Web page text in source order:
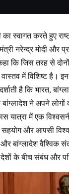
का स्वागत करते हुए
नरेन्द्र मोदी और
कि जिस तरह से
वास्तव में विशिष्ट
है कि भारत,
बांग्लादेश ने अपने
यात्रा में एक
और आपसी
और बांग्लादेश
देशों के बीच संबंध और